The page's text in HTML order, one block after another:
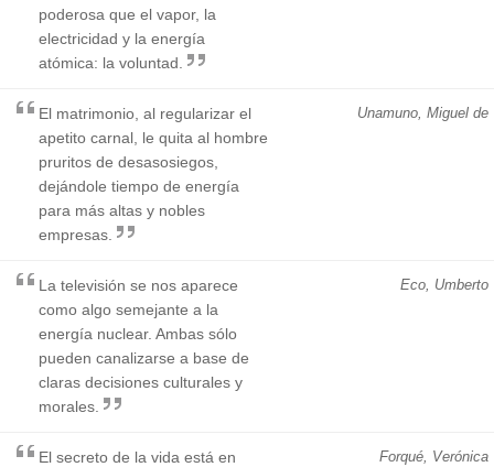
poderosa que el vapor, la
electricidad y la energía
atómica: la voluntad.
Unamuno, Miguel de
El matrimonio, al regularizar el
apetito carnal, le quita al hombre
pruritos de desasosiegos,
dejándole tiempo de energía
para más altas y nobles
empresas.
Eco, Umberto
La televisión se nos aparece
como algo semejante a la
energía nuclear. Ambas sólo
pueden canalizarse a base de
claras decisiones culturales y
morales.
Forqué, Verónica
El secreto de la vida está en